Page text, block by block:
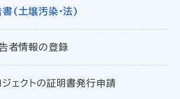
(土壌汚染・法)
者情報の登録
ェクトの証明書発行申請